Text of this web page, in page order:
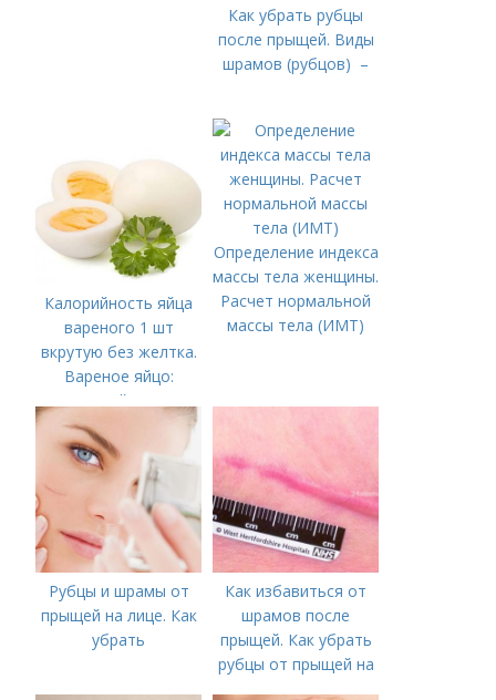
Как убрать рубцы
после прыщей. Виды
шрамов (рубцов) –
Калорийность яйца
вареного 1 шт
вкрутую без желтка.
Вареное яйцо:
калорийность
Определение индекса
массы тела женщины.
Расчет нормальной
массы тела (ИМТ)
Рубцы и шрамы от
прыщей на лице. Как
убрать
Как избавиться от
шрамов после
прыщей. Как убрать
рубцы от прыщей на